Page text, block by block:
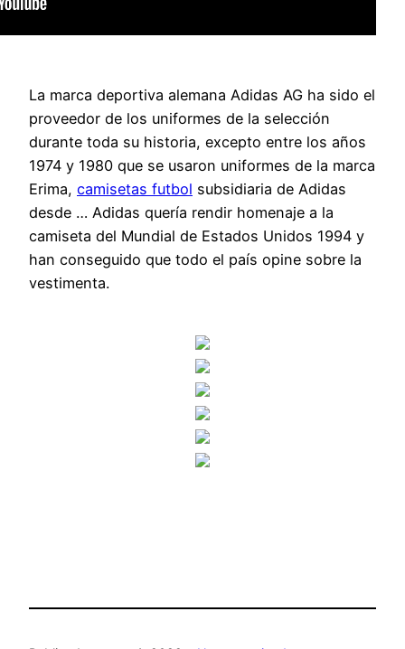
La marca deportiva alemana Adidas AG ha sido el
proveedor de los uniformes de la selección
durante toda su historia, excepto entre los años
1974 y 1980 que se usaron uniformes de la marca
Erima, camisetas futbol subsidiaria de Adidas
desde … Adidas quería rendir homenaje a la
camiseta del Mundial de Estados Unidos 1994 y
han conseguido que todo el país opine sobre la
vestimenta.